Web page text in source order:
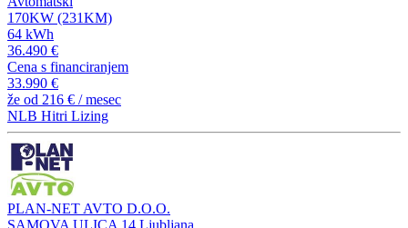
170KW (231KM)
64 kWh
36.490 €
Cena s financiranjem
33.990 €
že od 216 € / mesec
NLB Hitri Lizing
PLAN-NET AVTO D.O.O.
SAMOVA ULICA 14,Ljubljana